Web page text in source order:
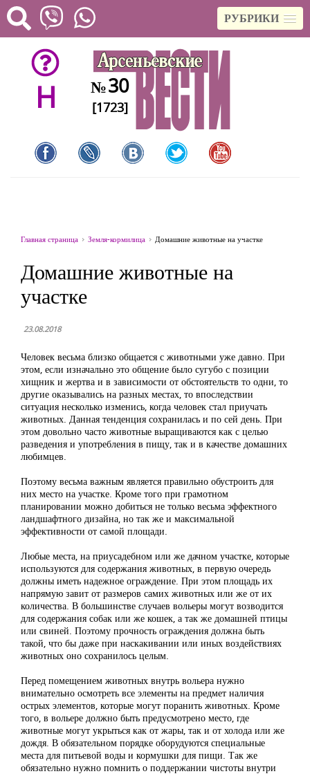
РУБРИКИ
H №30
[1723]
Главная страница Земля-кормилица Домашние животные на участке
Домашние животные на
участке
23.08.2018
Человек весьма близко общается с животными уже давно. При
этом, если изначально это общение было сугубо с позиции
хищник и жертва и в зависимости от обстоятельств то одни, то
другие оказывались на разных местах, то впоследствии
ситуация несколько изменись, когда человек стал приучать
животных. Данная тенденция сохранилась и по сей день. При
этом довольно часто животные выращиваются как с целью
разведения и употребления в пищу, так и в качестве домашних
любимцев.
Поэтому весьма важным является правильно обустроить для
них место на участке. Кроме того при грамотном
планировании можно добиться не только весьма эффектного
ландшафтного дизайна, но так же и максимальной
эффективности от самой площади.
Любые места, на приусадебном или же дачном участке, которые
используются для содержания животных, в первую очередь
должны иметь надежное ограждение. При этом площадь их
напрямую завит от размеров самих животных или же от их
количества. В большинстве случаев вольеры могут возводится
для содержания собак или же кошек, а так же домашней птицы
или свиней. Поэтому прочность ограждения должна быть
такой, что бы даже при наскакивании или иных воздействиях
животных оно сохранилось целым.
Перед помещением животных внутрь вольера нужно
внимательно осмотреть все элементы на предмет наличия
острых элементов, которые могут поранить животных. Кроме
того, в вольере должно быть предусмотрено место, где
животные могут укрыться как от жары, так и от холода или же
дождя. В обязательном порядке оборудуются специальные
места для питьевой воды и кормушки для пищи. Так же
обязательно нужно помнить о поддержании чистоты внутри